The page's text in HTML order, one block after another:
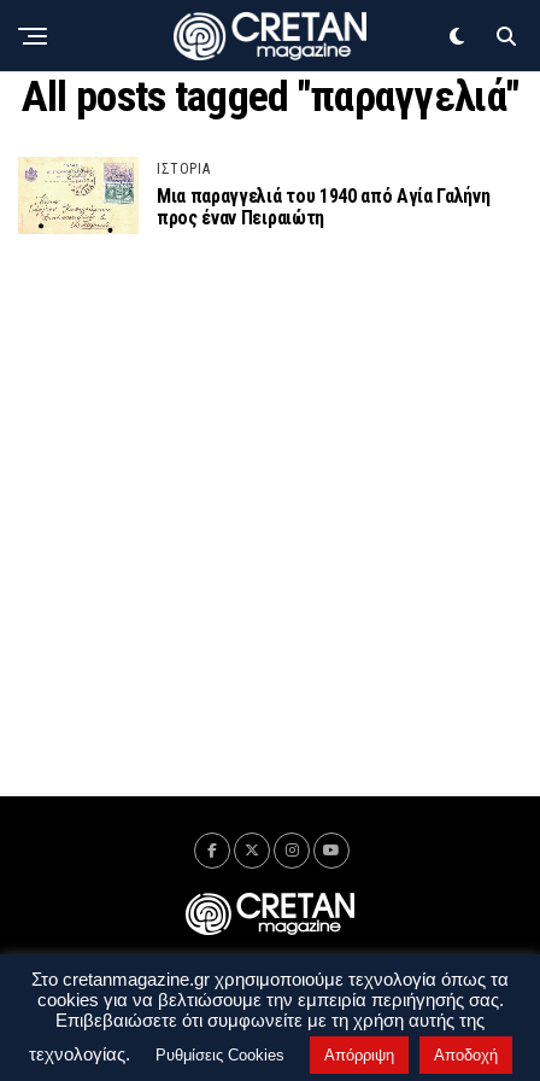
All posts tagged "παραγγελιά"
ΙΣΤΟΡΙΑ
Μια παραγγελιά του 1940 από Αγία Γαλήνη
προς έναν Πειραιώτη
Ταυτότητα Πολιτική Απορρήτου
Όροι Χρήσης
Όροι και Προϋποθέσεις
Στο cretanmagazine.gr χρησιμοποιούμε τεχνολογία όπως τα
cookies για να βελτιώσουμε την εμπειρία περιήγησής σας.
Επιβεβαιώσετε ότι συμφωνείτε με τη χρήση αυτής της
τεχνολογίας.
Ρυθμίσεις Cookies Απόρριψη Αποδοχή